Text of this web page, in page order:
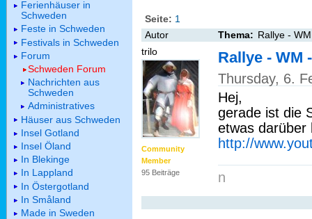
Seite: 1
Autor
Thema: Rallye -
trilo
Community
Member
95 Beiträge
Rallye - WM
Thursday, 6.
Hej,
gerade ist die
etwas darüber
http://
n
Ferienhäuser in
Schweden
Feste in Schweden
Festivals in Schweden
Forum
Schweden Forum
Nachrichten aus
Schweden
Administratives
Häuser aus Schweden
Insel Gotland
Insel Öland
In Blekinge
In Lappland
In Östergotland
In Småland
Made in Sweden